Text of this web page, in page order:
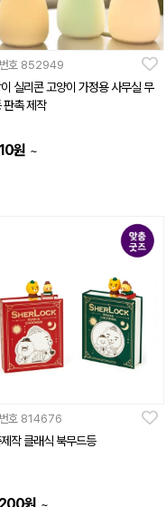
호 852949
실리콘 고양이 가정용 사무실 무
판촉 제작
원 ~
호 814676
작 클래식 북무드등